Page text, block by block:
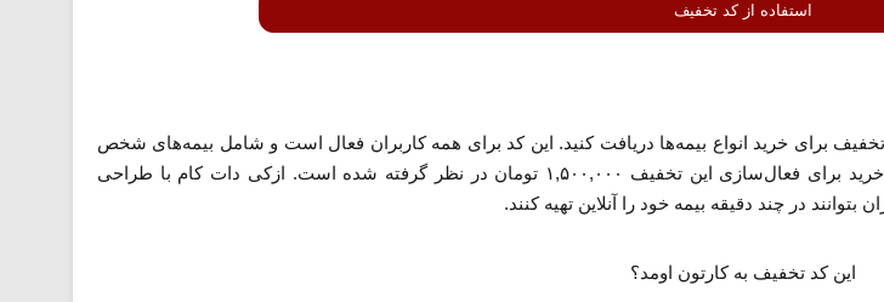
استفاده از کد تخفیف
تا ۳۰۰,۰۰۰ تومان تخفیف برای خرید انواع بیمه‌ها دریافت کنید. این کد برای همه کاربران فعال است و شامل بیمه‌های شخص
ثالث، بدنه، عمر، مسافرتی و درمان تکمیلی می‌شود. حداقل مبلغ خرید برای فعال‌سازی این تخفیف ۱,۵۰۰,۰۰۰ تومان در نظر گرفته شده است. ازکی دات کام با طراحی
در چند دقیقه بیمه خود را آنلاین تهیه کنند.
را کاهش دهد. پس از پرداخت آنلاین، بیمه‌نامه دیجیتال به‌صورت فوری صادر شده و برای کاربر ارسال
این کد تخفیف به کارتون اومد؟